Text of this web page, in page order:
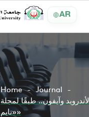
AR
Home
Journal
أفضل تطبيقات 2017 لأندرويد وآيفون.. طبقًا لمجلة
«تايم»